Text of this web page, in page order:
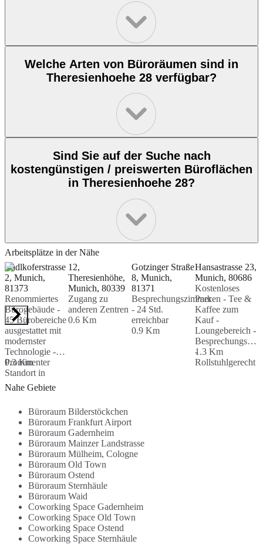
Welche Arten von Büroräumen sind in
Theresienhoehe 28 verfügbar?
Sind Sie auf der Suche nach
kostengünstigen / preiswerten Büroflächen
in Theresienhoehe 28?
Arbeitsplätze in der Nähe
Radlkoferstrasse
2, Munich,
81373
Renommiertes
Bürogebäude -
45 Bürobereiche
ausgestattet mit
modernster
Technologie -
Prominenter
Standort in
München-
Sendling...
0.3 Km
12,
Theresienhöhe,
Munich, 80339
Zugang zu
anderen Zentren
0.6 Km
Gotzinger Straße
8, Munich,
81371
Besprechungszimmer
- 24 Std.
erreichbar
0.9 Km
Hansastrasse 23,
Munich, 80686
Kostenloses
Parken - Tee &
Kaffee zum
Kauf -
Loungebereich -
-
Rollstuhlgerecht
1.3 Km
Nahe Gebiete
Büroraum Bilderstöckchen
Büroraum Frankfurt Airport
Büroraum Gadernheim
Büroraum Mainzer Landstrasse
Büroraum Mülheim, Cologne
Büroraum Old Town
Büroraum Ostend
Büroraum Sternhäule
Büroraum Waid
Coworking Space Gadernheim
Coworking Space Old Town
Coworking Space Ostend
Coworking Space Sternhäule